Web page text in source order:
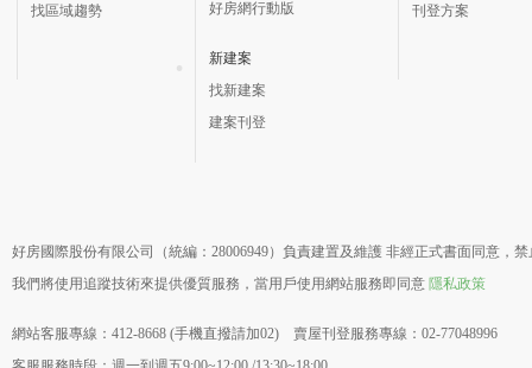
找區域趨勢
好房網行動版
新建案
找新建案
建案刊登
刊登方案
好房國際股份有限公司（統編：28006949）負責建置及維護 非經正式書面同意，
我們將使用追蹤技術來提供優質服務，當用戶使用網站服務即同意 隱私政策
網站客服專線：412-8668 (手機直撥請加02) 賣屋刊登服務專線：02-77048996